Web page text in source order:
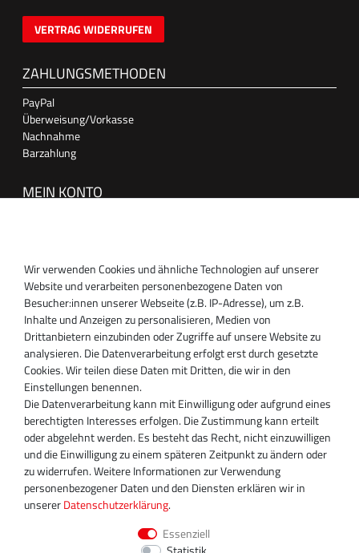
VERTRAG WIDERRUFEN
ZAHLUNGSMETHODEN
PayPal
Überweisung/Vorkasse
Nachnahme
Barzahlung
MEIN KONTO
SUPPORT
Inhaber:
Magnos Turbosystems GmbH
Miraustraße 27-29
D-13509 Berlin
+49 30 340 606 740
+49 30 340 606 740
+49 30 340 606 745
info@turboservice24.de
Aktuelle Öffnungszeiten
Mo-Fr: 08:00 Uhr - 18:00 Uhr
Sa: geschlossen
Wir verwenden Cookies und ähnliche Technologien auf unserer
Website und verarbeiten personenbezogene Daten von
Besucher:innen unserer Webseite (z.B. IP-Adresse), um z.B.
Inhalte und Anzeigen zu personalisieren, Medien von
Drittanbietern einzubinden oder Zugriffe auf unsere Website zu
analysieren. Die Datenverarbeitung erfolgt erst durch gesetzte
Cookies. Wir teilen diese Daten mit Dritten, die wir in den
Einstellungen benennen.
Die Datenverarbeitung kann mit Einwilligung oder aufgrund eines
berechtigten Interesses erfolgen. Die Zustimmung kann erteilt
oder abgelehnt werden. Es besteht das Recht, nicht einzuwilligen
und die Einwilligung zu einem späteren Zeitpunkt zu ändern oder
zu widerrufen. Weitere Informationen zur Verwendung
personenbezogener Daten und den Diensten erklären wir in
unsererDaten­schutz­erklärung.
Essenziell